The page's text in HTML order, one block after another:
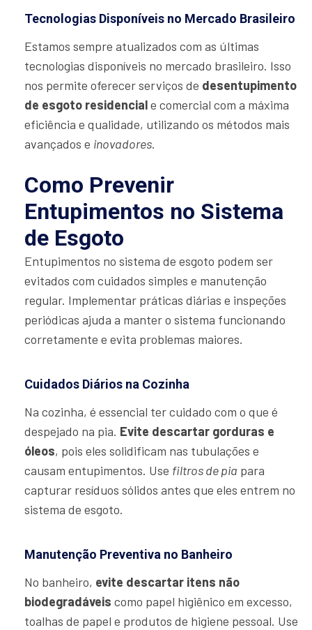
Tecnologias Disponíveis no Mercado Brasileiro
Estamos sempre atualizados com as últimas
tecnologias disponíveis no mercado brasileiro. Isso
nos permite oferecer serviços de desentupimento
de esgoto residenciale comercial com a máxima
eficiência e qualidade, utilizando os métodos mais
avançados e inovadores.
Como Prevenir
Entupimentos no Sistema
de Esgoto
Entupimentos no sistema de esgoto podem ser
evitados com cuidados simples e manutenção
regular. Implementar práticas diárias e inspeções
periódicas ajuda a manter o sistema funcionando
corretamente e evita problemas maiores.
Cuidados Diários na Cozinha
Na cozinha, é essencial ter cuidado com o que é
despejado na pia. Evite descartar gorduras e
óleos, pois eles solidificam nas tubulações e
causam entupimentos. Use filtros de pia para
capturar resíduos sólidos antes que eles entrem no
sistema de esgoto.
Manutenção Preventiva no Banheiro
No banheiro, evite descartar itens não
biodegradáveis como papel higiênico em excesso,
toalhas de papel e produtos de higiene pessoal. Use